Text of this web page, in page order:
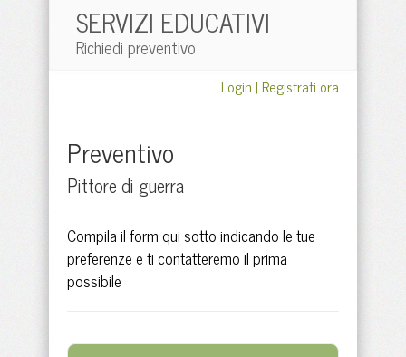
SERVIZI EDUCATIVI
Richiedi preventivo
Login|Registrati ora
Preventivo
Pittore di guerra
Compila il form qui sotto indicando le tue
preferenze e ti contatteremo il prima
possibile